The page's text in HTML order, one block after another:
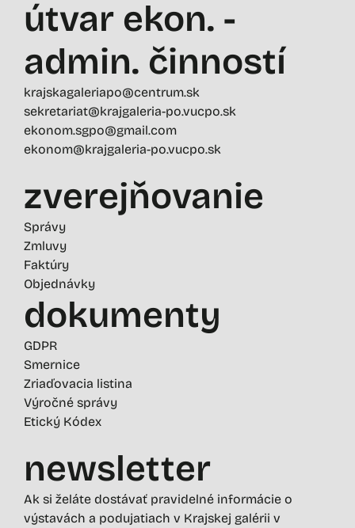
útvar ekon. -
admin. činností
krajskagaleriapo@centrum.sk
sekretariat@krajgaleria-po.vucpo.sk
ekonom.sgpo@gmail.com
ekonom@krajgaleria-po.vucpo.sk
zverejňovanie
Správy
Zmluvy
Faktúry
Objednávky
dokumenty
GDPR
Smernice
Zriaďovacia listina
Výročné správy
Etický Kódex
newsletter
Ak si želáte dostávať pravidelné informácie o
výstavách a podujatiach v Krajskej galérii v